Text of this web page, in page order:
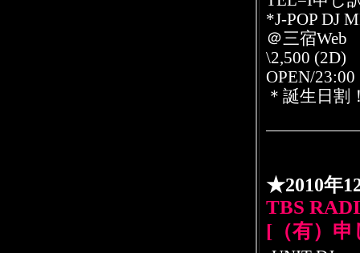
*J-POP DJ
＠三宿
\2,500 (2D)
OPEN/23:00
＊誕生日割
★2010年
TBS
[（有）